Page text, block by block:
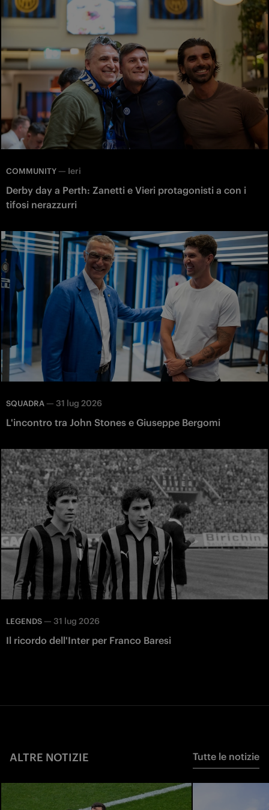
COMMUNITY — Ieri
Derby day a Perth: Zanetti e Vieri protagonisti a con i
tifosi nerazzurri
SQUADRA — 31 lug 2026
L'incontro tra John Stones e Giuseppe Bergomi
LEGENDS — 31 lug 2026
Il ricordo dell'Inter per Franco Baresi
ALTRE NOTIZIE Tutte le notizie